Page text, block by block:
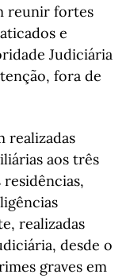
reunir fortes
e
Judiciária
fora de
realizadas
aos três
realizadas
desde o
graves em